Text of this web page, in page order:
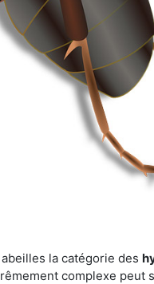
la catégorie des
complexe peut